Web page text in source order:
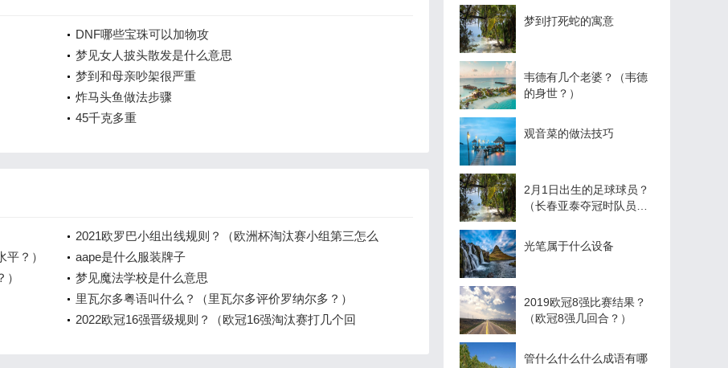
DNF哪些宝珠可以加物攻
梦见女人披头散发是什么意思
梦到和母亲吵架很严重
炸马头鱼做法步骤
45千克多重
2021欧罗巴小组出线规则？（欧洲杯淘汰赛小组第三怎么
分？）
？）
aape是什么服装牌子
梦见魔法学校是什么意思
里瓦尔多粤语叫什么？（里瓦尔多评价罗纳尔多？）
2022欧冠16强晋级规则？（欧冠16强淘汰赛打几个回
梦到打死蛇的寓意
韦德有几个老婆？（韦德
的身世？）
观音菜的做法技巧
2月1日出生的足球球员？
（长春亚泰夺冠时队员名
光笔属于什么设备
2019欧冠8强比赛结果？
（欧冠8强几回合？）
管什么什么什么成语有哪